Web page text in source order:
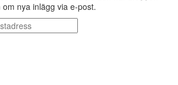
nya inlägg via e-post.